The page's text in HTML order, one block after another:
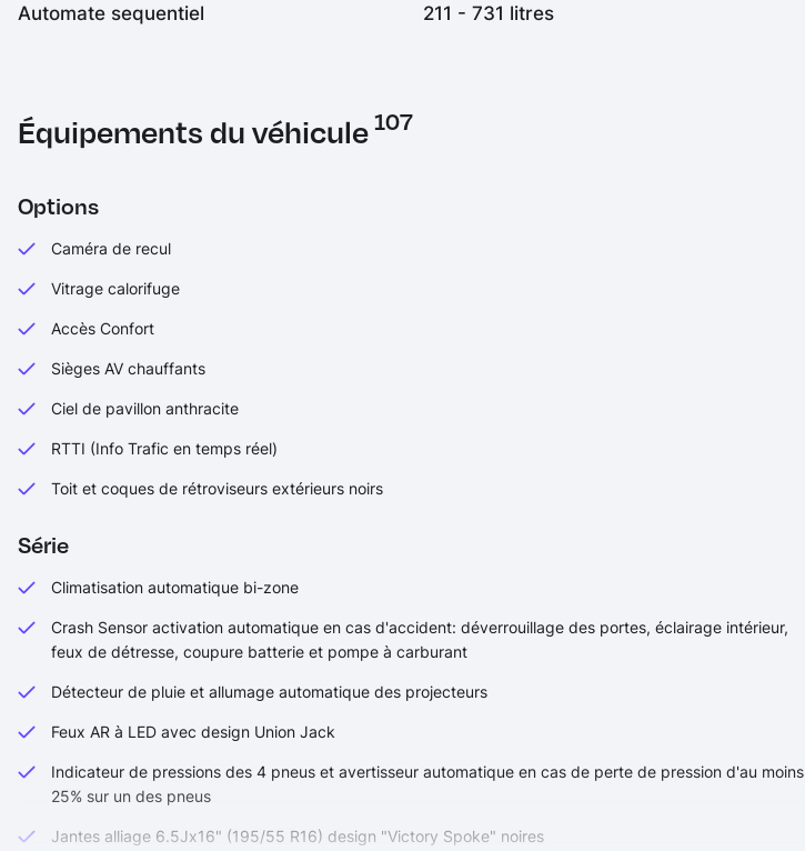
Automate sequentiel 211 - 731 litres
Équipements du véhicule107
Options
Caméra de recul
Vitrage calorifuge
Accès Confort
Sièges AV chauffants
Ciel de pavillon anthracite
RTTI (Info Trafic en temps réel)
Toit et coques de rétroviseurs extérieurs noirs
Série
Climatisation automatique bi-zone
Crash Sensor activation automatique en cas d'accident: déverrouillage des portes, éclairage intérieur,
feux de détresse, coupure batterie et pompe à carburant
Détecteur de pluie et allumage automatique des projecteurs
Feux AR à LED avec design Union Jack
Indicateur de pressions des 4 pneus et avertisseur automatique en cas de perte de pression d'au moins
25% sur un des pneus
Jantes alliage 6.5Jx16" (195/55 R16) design "Victory Spoke" noires